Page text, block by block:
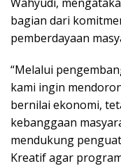
bagian dari
pemberdayaan
“Melalui
kami ingin
bernilai ekonomi,
kebanggaan
mendukung
Kreatif agar